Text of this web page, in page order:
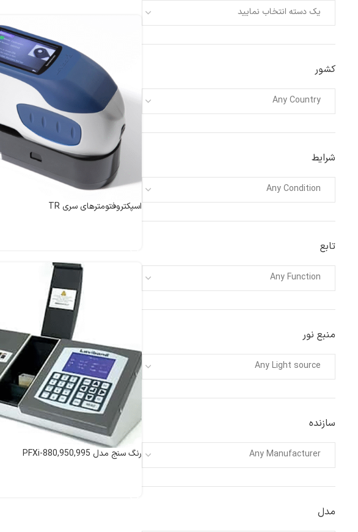
یک دسته انتخاب نمایید
کشور
Any Country
شرایط
Any Condition
تابع
Any Function
منبع نور
Any Light source
سازنده
Any Manufacturer
مدل
اسپکتروفتومترهای سری TR
رنگ سنج مدل PFXi-880,950,995